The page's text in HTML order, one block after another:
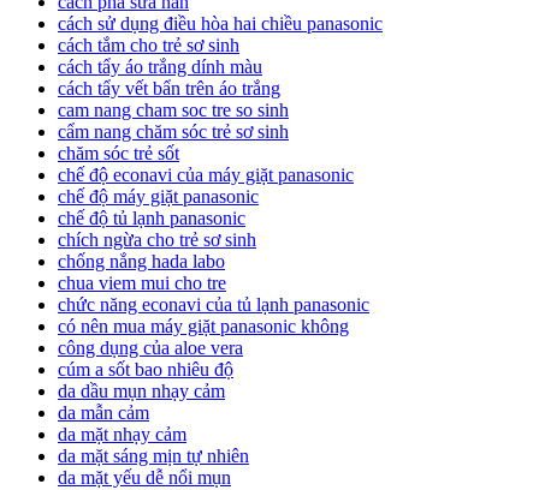
cách sử dụng điều hòa hai chiều panasonic
cách tắm cho trẻ sơ sinh
cách tẩy áo trắng dính màu
cách tẩy vết bẩn trên áo trắng
cam nang cham soc tre so sinh
cẩm nang chăm sóc trẻ sơ sinh
chăm sóc trẻ sốt
chế độ econavi của máy giặt panasonic
chế độ máy giặt panasonic
chế độ tủ lạnh panasonic
chích ngừa cho trẻ sơ sinh
chống nắng hada labo
chua viem mui cho tre
chức năng econavi của tủ lạnh panasonic
có nên mua máy giặt panasonic không
công dụng của aloe vera
cúm a sốt bao nhiêu độ
da dầu mụn nhạy cảm
da mẫn cảm
da mặt nhạy cảm
da mặt sáng mịn tự nhiên
da mặt yếu dễ nổi mụn